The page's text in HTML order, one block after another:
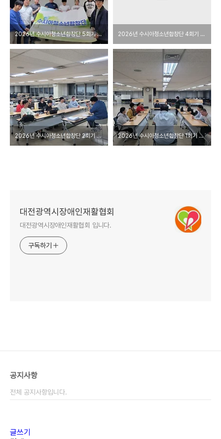
2026년 수시아청소년합창단 5회기 합창교육 2026년 수시아청소년합창단 4회기 합창교육
2026년 수시아청소년합창단 2회기 합창교육 2026년 수시아청소년합창단 1회기 합창교육
대전광역시장애인재활협회
대전광역시장애인재활협회 입니다.
구독하기
공지사항
전체 공지사항입니다.
글쓰기